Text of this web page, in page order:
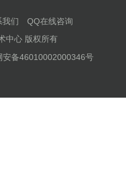
我们
QQ在线咨询
中心 版权所有
安备46010002000346号